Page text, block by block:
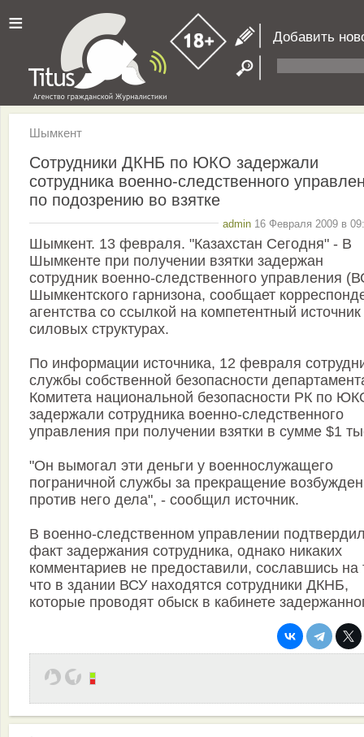
≡ Добавить
Шымкент
Сотрудники ДКНБ по ЮКО задержали
сотрудника военно-следственного
по подозрению во взятке
admin 16 Февраля 2009 в
Шымкент. 13 февраля. "Казахстан Сегодня" - В
Шымкенте при получении взятки задержан
сотрудник военно-следственного управления
Шымкентского гарнизона, сообщает
агентства со ссылкой на компетентный источник
силовых структурах.
По информации источника, 12 февраля
службы собственной безопасности
Комитета национальной безопасности РК по
задержали сотрудника военно-следственного
управления при получении взятки в сумме $1
"Он вымогал эти деньги у военнослужащего
пограничной службы за прекращение
против него дела", - сообщил источник.
В военно-следственном управлении
факт задержания сотрудника, однако никаких
комментариев не предоставили, сославшись на
что в здании ВСУ находятся сотрудники ДКНБ,
которые проводят обыск в кабинете